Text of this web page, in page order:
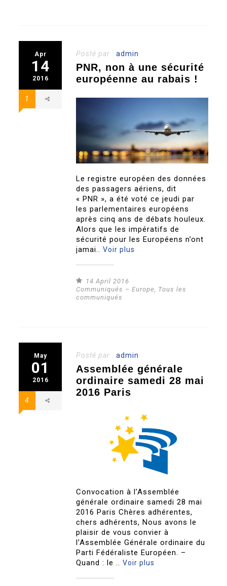
Apr
14
2016
1
Posté par :admin
PNR, non à une sécurité
européenne au rabais !
Le registre européen des données
des passagers aériens, dit
« PNR », a été voté ce jeudi par
les parlementaires européens
après cinq ans de débats houleux.
Alors que les impératifs de
sécurité pour les Européens n’ont
jamai..Voir plus
14 April 2016
Communiqués – Europe
Tous les
communiqués
May
01
2016
4
Posté par :admin
Assemblée générale
ordinaire samedi 28 mai
2016 Paris
Convocation à l’Assemblée
générale ordinaire samedi 28 mai
2016 Paris Chères adhérentes,
chers adhérents, Nous avons le
plaisir de vous convier à
l’Assemblée Générale ordinaire du
Parti Fédéraliste Européen. –
Quand : le ..Voir plus